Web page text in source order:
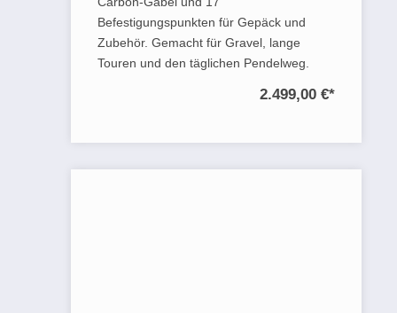
Befestigungspunkten für Gepäck und
Zubehör. Gemacht für Gravel, lange
Touren und den täglichen Pendelweg.
2.499,00 €*